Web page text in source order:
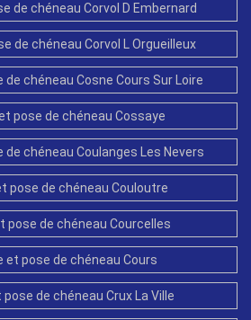
de chéneau Corvol D Embernard
de chéneau Corvol L Orgueilleux
chéneau Cosne Cours Sur Loire
pose de chéneau Cossaye
chéneau Coulanges Les Nevers
pose de chéneau Couloutre
pose de chéneau Courcelles
et pose de chéneau Cours
de chéneau Crux La Ville